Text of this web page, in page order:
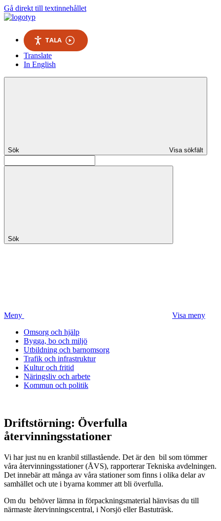
Gå direkt till textinnehållet
TALA
Translate
In English
Sök Visa sökfält
Sök
Meny
Visa meny
Omsorg och hjälp
Bygga, bo och miljö
Utbildning och barnomsorg
Trafik och infrastruktur
Kultur och fritid
Näringsliv och arbete
Kommun och politik
Driftstörning: Överfulla
återvinningsstationer
Vi har just nu en kranbil stillastående. Det är den bil som tömmer
våra återvinningsstationer (ÅVS), rapporterar Tekniska avdelningen.
Det innebär att många av våra stationer som finns i olika delar av
samhället och ute i byarna kommer att bli överfulla.
Om du behöver lämna in förpackningsmaterial hänvisas du till
närmaste återvinningscentral, i Norsjö eller Bastuträsk.